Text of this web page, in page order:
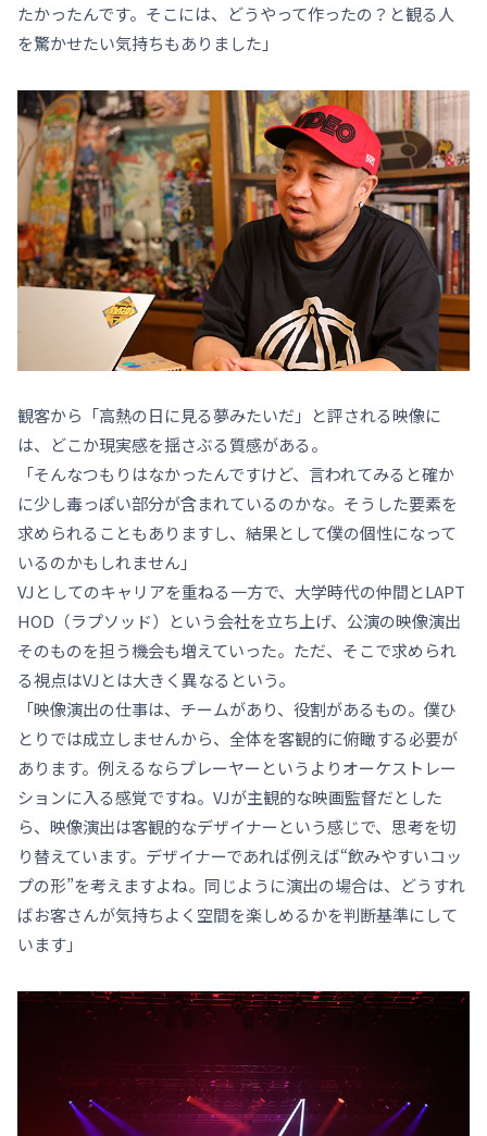
たかったんです。そこには、どうやって作ったの？と観る人
を驚かせたい気持ちもありました」
観客から「高熱の日に見る夢みたいだ」と評される映像に
は、どこか現実感を揺さぶる質感がある。
「そんなつもりはなかったんですけど、言われてみると確か
に少し毒っぽい部分が含まれているのかな。そうした要素を
求められることもありますし、結果として僕の個性になって
いるのかもしれません」
VJとしてのキャリアを重ねる一方で、大学時代の仲間とLAPT
HOD （ラプソッド）
という会社を立ち上げ、公演の映像演出
そのものを担う機会も増えていった。ただ、そこで求められ
る視点はVJとは大きく異なるという。
「映像演出の仕事は、チームがあり、役割があるもの。僕ひ
とりでは成立しませんから、全体を客観的に俯瞰する必要が
あります。例えるならプレーヤーというよりオーケストレー
ションに入る感覚ですね。VJが主観的な映画監督だとした
ら、映像演出は客観的なデザイナーという感じで、思考を切
り替えています。デザイナーであれば例えば“飲みやすいコッ
プの形”を考えますよね。同じように演出の場合は、どうすれ
ばお客さんが気持ちよく空間を楽しめるかを判断基準にして
います」